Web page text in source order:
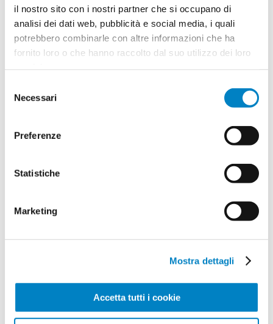
il nostro sito con i nostri partner che si occupano di
analisi dei dati web, pubblicità e social media, i quali
potrebbero combinarle con altre informazioni che ha
fornito loro o che hanno raccolto dal suo utilizzo dei loro
delNecessari
Preferenze
Statistiche
Marketing
Mostra dettagli
Accetta tutti i cookie
2 Quantità
Minimo: 25
3 Il tuo logo / grafica (opzionale)
Vuoi caricare il tuo logo o grafica adesso? Potrai
4 Riepilogo ordine:
Zaino Idaho
Quantità:
25
Il prezzo non include la stampa